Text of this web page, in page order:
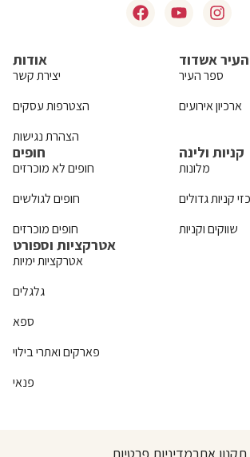
אודות
יצירת קשר
הצטרפות עסקים
הצהרת נגישות
אשדוד
ספר העיר
ארכיון אירועים
חופים
חופים לא מוכרזים
חופים לגולשים
חופים מוכרזים
קניות ולינה
מלונות
קניות גדולים
שווקים וקניות
אטרקציות וספורט
אטרקציות ימיות
גלגלים
ספא
פארקים ואתרי בילוי
פנאי
מדיניות פרטיותתקנון אתר